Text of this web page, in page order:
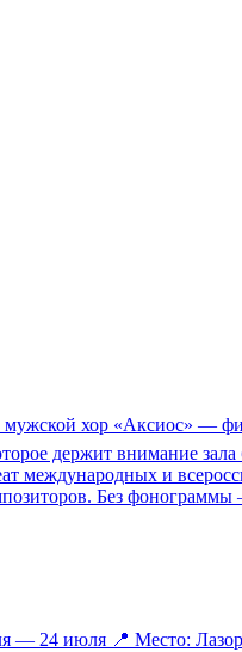
хор «Аксиос» —
держит внимание
международных и
Без фонограммы
— 24 июля 📍 Место: